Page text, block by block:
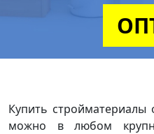
Купить
можно в любом